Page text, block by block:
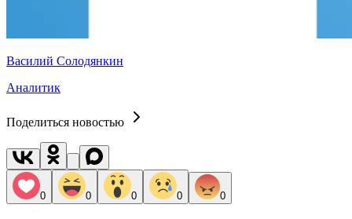
Василий Солодянкин
Аналитик
Поделиться новостью
0 0 0 0 0